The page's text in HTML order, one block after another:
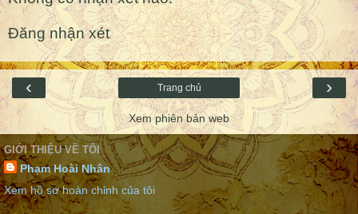
Đăng nhận xét
‹ ›
Trang chủ
Xem phiên bản web
GIỚI THIỆU VỀ TÔI
Phạm Hoài Nhân
Xem hồ sơ hoàn chỉnh của tôi